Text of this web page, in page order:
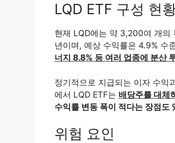
LQD ETF 구성 현
현재 LQD에는 약 3,200여 개의
년이며, 예상 수익률은 4.9% 수
너지 8.8% 등 여러 업종에 분산
정기적으로 지급되는 이자 수익
에서 LQD ETF는 배당주를 대체
수익률 변동 폭이 적다는 장점도
위험 요인